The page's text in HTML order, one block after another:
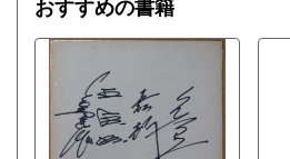
おすすめの書籍